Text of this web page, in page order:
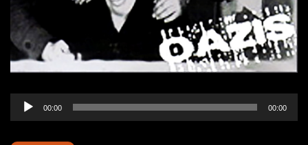
Audio
Player
00:00 00:00